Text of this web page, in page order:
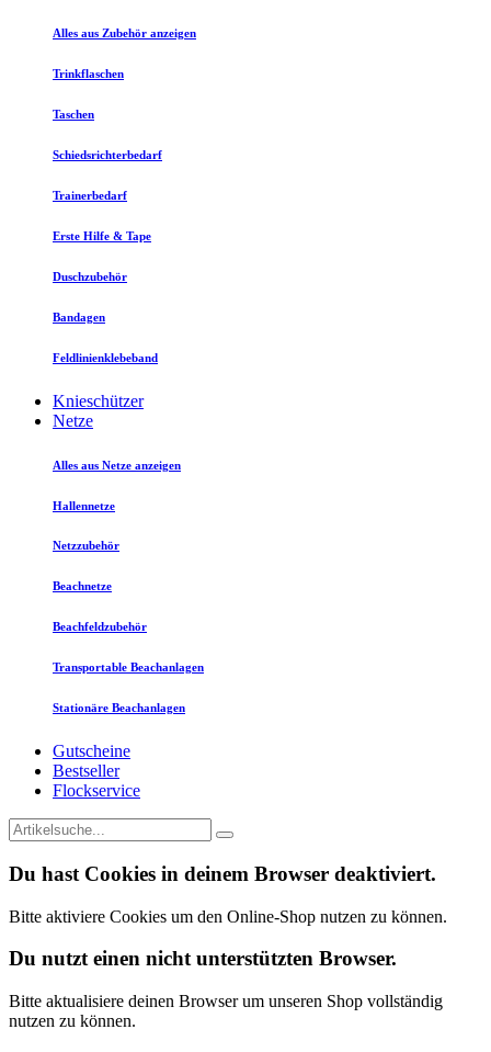
Alles aus Zubehör anzeigen
Trinkflaschen
Taschen
Schiedsrichterbedarf
Trainerbedarf
Erste Hilfe & Tape
Duschzubehör
Bandagen
Feldlinienklebeband
Knieschützer
Netze
Alles aus Netze anzeigen
Hallennetze
Netzzubehör
Beachnetze
Beachfeldzubehör
Transportable Beachanlagen
Stationäre Beachanlagen
Gutscheine
Bestseller
Flockservice
Du hast Cookies in deinem Browser deaktiviert.
Bitte aktiviere Cookies um den Online-Shop nutzen zu können.
Du nutzt einen nicht unterstützten Browser.
Bitte aktualisiere deinen Browser um unseren Shop vollständig
nutzen zu können.